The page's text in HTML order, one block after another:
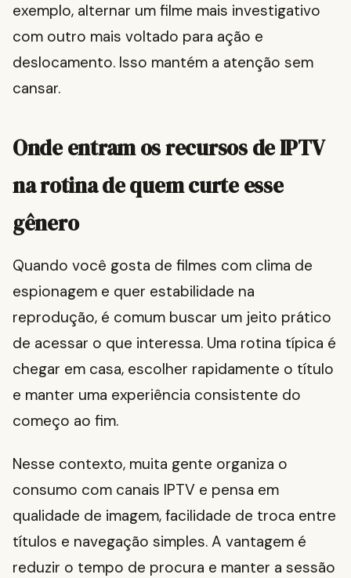
exemplo, alternar um filme mais investigativo
com outro mais voltado para ação e
deslocamento. Isso mantém a atenção sem
cansar.
Onde entram os recursos de IPTV
na rotina de quem curte esse
gênero
Quando você gosta de filmes com clima de
espionagem e quer estabilidade na
reprodução, é comum buscar um jeito prático
de acessar o que interessa. Uma rotina típica é
chegar em casa, escolher rapidamente o título
e manter uma experiência consistente do
começo ao fim.
Nesse contexto, muita gente organiza o
consumo com canais IPTV e pensa em
qualidade de imagem, facilidade de troca entre
títulos e navegação simples. A vantagem é
reduzir o tempo de procura e manter a sessão